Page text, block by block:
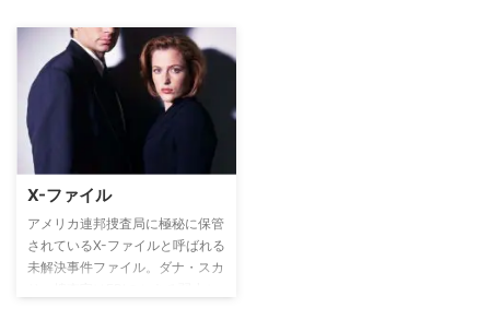
X-ファイル
アメリカ連邦捜査局に極秘に保管
されているX-ファイルと呼ばれる
未解決事件ファイル。ダナ・スカ